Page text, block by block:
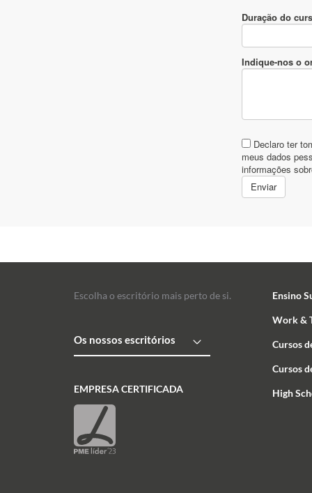
Escolha o escritório mais perto de si.
Os nossos escritórios
EMPRESA CERTIFICADA
Ensino
Work &
Cursos
Cursos
High